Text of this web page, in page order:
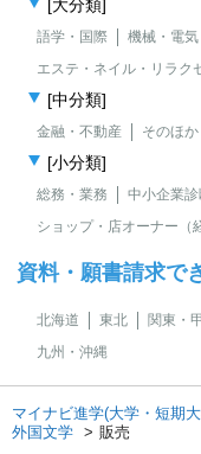
[大分類]
語学・国際 機械・電
エステ・ネイル・リラク
[中分類]
金融・不動産 そのほか
[小分類]
総務・業務 中小企業
ショップ・店オーナー（
資料・願書請求で
北海道 東北 関東・
九州・沖縄
マイナビ進学(大学・短期
外国文学
販売